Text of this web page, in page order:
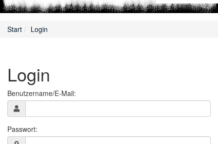
Start Login
Login
Benutzername/E-Mail:
Passwort: